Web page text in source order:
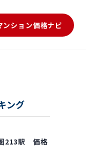
ンション価格ナビ
ング
213駅 価格